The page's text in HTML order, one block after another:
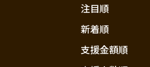
注目順
新着順
支援金額順